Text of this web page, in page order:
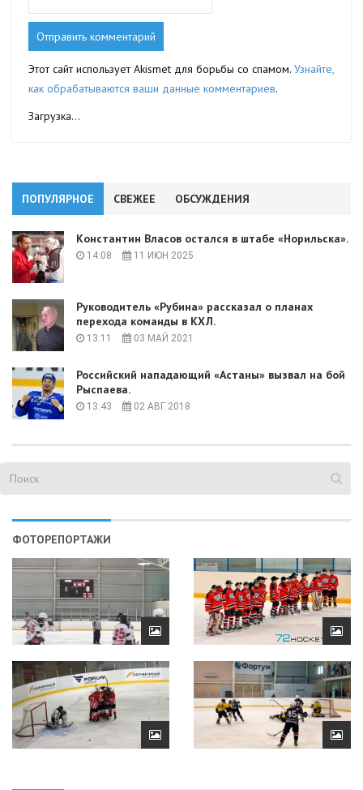
Этот сайт использует Akismet для борьбы со спамом. Узнайте,
как обрабатываются ваши данные комментариев.
Загрузка...
ПОПУЛЯРНОЕ СВЕЖЕЕ ОБСУЖДЕНИЯ
Константин Власов остался в штабе «Норильска».
14:08 11 ИЮН 2025
Руководитель «Рубина» рассказал о планах
перехода команды в КХЛ.
13:11 03 МАЙ 2021
Российский нападающий «Астаны» вызвал на бой
Рыспаева.
13:43 02 АВГ 2018
ФОТОРЕПОРТАЖИ